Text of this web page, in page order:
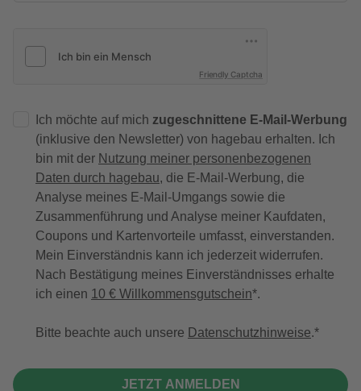
Friendly Captcha
Ich möchte auf mich zugeschnittene E-Mail-Werbung
(inklusive den Newsletter) von hagebau erhalten. Ich
bin mit der Nutzung meiner personenbezogenen
Daten durch hagebau, die E-Mail-Werbung, die
Analyse meines E-Mail-Umgangs sowie die
Zusammenführung und Analyse meiner Kaufdaten,
Coupons und Kartenvorteile umfasst, einverstanden.
Mein Einverständnis kann ich jederzeit widerrufen.
Nach Bestätigung meines Einverständnisses erhalte
ich einen 10 € Willkommensgutschein*.
Bitte beachte auch unsere Datenschutzhinweise.
JETZT ANMELDEN